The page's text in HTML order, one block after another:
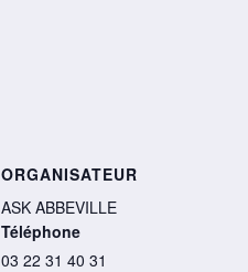
ORGANISATEUR
ASK ABBEVILLE
Téléphone
03 22 31 40 31